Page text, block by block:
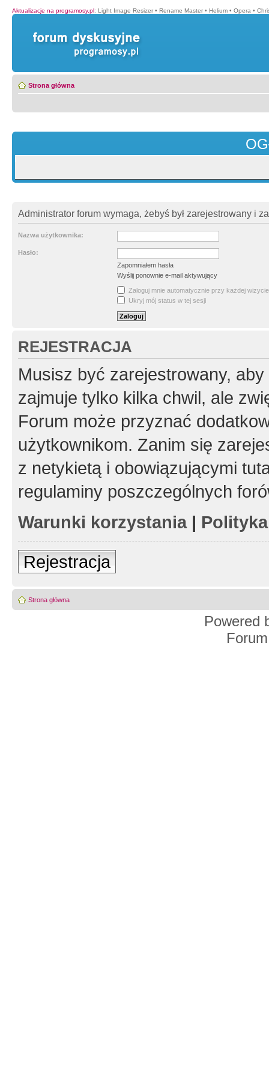
Aktualizacje na programosy.pl: Light Image Resizer • Rename Master • Helium • Opera •
Strona główna
Administrator forum wymaga, żebyś był zarejestrowany i
Nazwa użytkownika:
Hasło:
Zapomniałem hasła
Wyślij ponownie e-mail aktywujący
Zaloguj mnie automatycznie przy każdej wizycie
Ukryj mój status w tej sesji
REJESTRACJA
Musisz być zarejestrowany,
zajmuje tylko kilka chwil, ale
Forum może przyznać
użytkownikom. Zanim się
z netykietą i obowiązującymi
regulaminy poszczególnych
Warunki korzystania|
Rejestracja
Strona główna
Powered